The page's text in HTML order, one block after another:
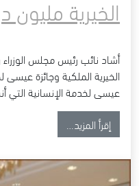
الخيرية
أشاد نائب رئيس مجلس
الخيرية الملكية وجائزة عيسى
عيسى لخدمة الإنسانية التي أنشئت في العام
إقرأ المزيد…